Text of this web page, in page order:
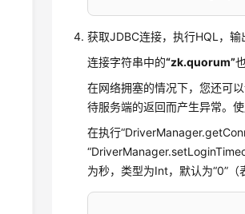
获取JDBC连接，执行HQL，输
连接字符串中的“zk.quorum”
在网络拥塞的情况下，您还可
待服务端的返回而产生异常。使
在执行
为秒，类型为Int，默认为“0”（